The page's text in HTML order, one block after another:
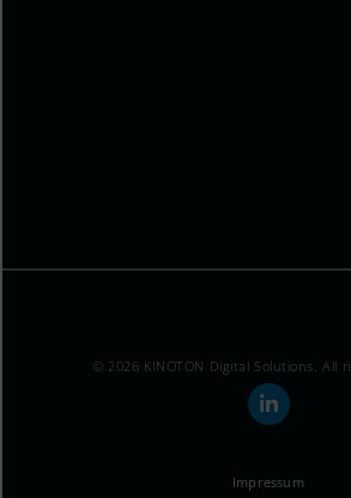
© 2026 KINOTON Digital Solutions. All
Impressum